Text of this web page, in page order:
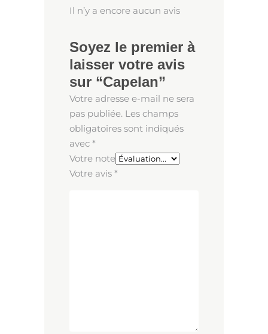
Il n’y a encore aucun avis
Soyez le premier à
laisser votre avis
sur “Capelan”
Votre adresse e-mail ne sera
pas publiée. Les champs
obligatoires sont indiqués
avec *
Votre note
Votre avis *